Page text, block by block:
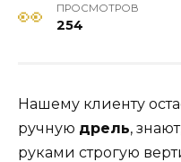
ПРОСМОТРОВ
254
Нашему клиенту
ручную дрель,
руками строгую